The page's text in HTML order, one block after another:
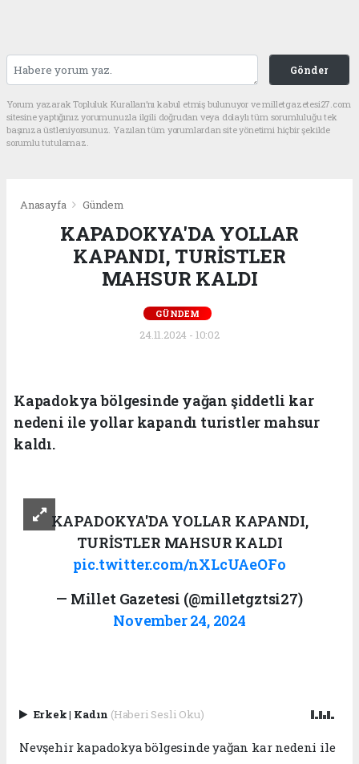
Gönder
Yorum yazarak Topluluk Kuralları’nı kabul etmiş bulunuyor ve milletgazetesi27.com
sitesine yaptığınız yorumunuzla ilgili doğrudan veya dolaylı tüm sorumluluğu tek
başınıza üstleniyorsunuz. Yazılan tüm yorumlardan site yönetimi hiçbir şekilde
sorumlu tutulamaz.
Anasayfa Gündem
KAPADOKYA'DA YOLLAR
KAPANDI, TURİSTLER
MAHSUR KALDI
GÜNDEM
24.11.2024 - 10:02
Kapadokya bölgesinde yağan şiddetli kar
nedeni ile yollar kapandı turistler mahsur
kaldı.
KAPADOKYA'DA YOLLAR KAPANDI,
TURİSTLER MAHSUR KALDI
pic.twitter.com/nXLcUAeOFo
— Millet Gazetesi (@milletgztsi27)
November 24, 2024
Erkek| Kadın (Haberi Sesli Oku)
Nevşehir kapadokya bölgesinde yağan kar nedeni ile